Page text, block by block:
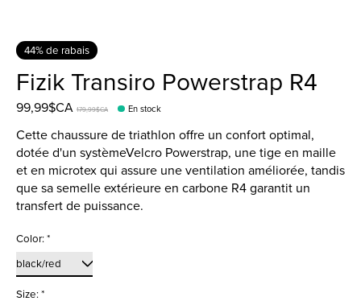
44% de rabais
Fizik Transiro Powerstrap R4
99,99$CA 179,99$CA En stock
Cette chaussure de triathlon offre un confort optimal,
dotée d'un systèmeVelcro Powerstrap, une tige en maille
et en microtex qui assure une ventilation améliorée, tandis
que sa semelle extérieure en carbone R4 garantit un
transfert de puissance.
Color:*
Size:*